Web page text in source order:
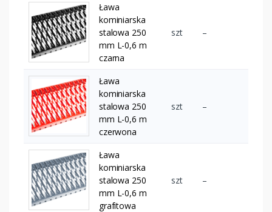
Ława
kominiarska
stalowa 250
mm L-0,6 m
czarna
szt –
Ława
kominiarska
stalowa 250
mm L-0,6 m
czerwona
szt –
Ława
kominiarska
stalowa 250
mm L-0,6 m
grafitowa
szt –